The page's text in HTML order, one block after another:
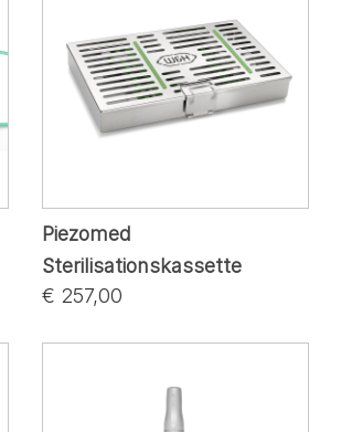
Piezomed
Sterilisationskassette
€ 257,00